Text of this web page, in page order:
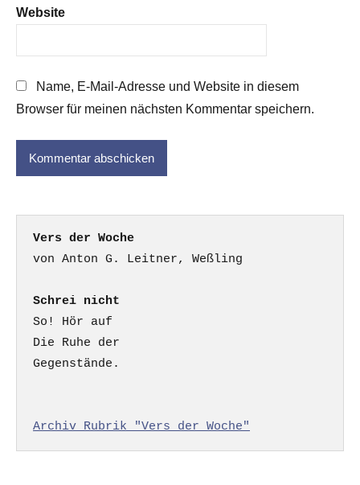
Website
Name, E-Mail-Adresse und Website in diesem
Browser für meinen nächsten Kommentar speichern.
Vers der Woche
Schrei nicht
So! Hör auf
Die Ruhe der
Gegenstände.
Archiv Rubrik "Vers der Woche"